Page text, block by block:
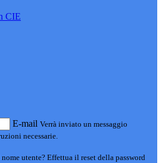
CIE
E-mail Verrà inviato un messaggio
necessarie.
utente? Effettua il reset della password